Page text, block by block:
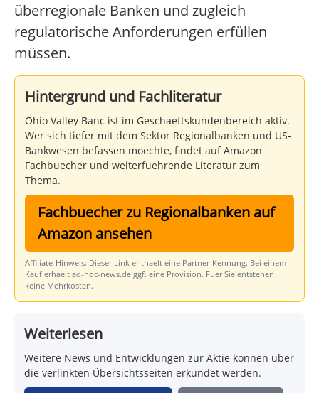
überregionale Banken und zugleich
regulatorische Anforderungen erfüllen
müssen.
Hintergrund und Fachliteratur
Ohio Valley Banc ist im Geschaeftskundenbereich aktiv.
Wer sich tiefer mit dem Sektor Regionalbanken und US-
Bankwesen befassen moechte, findet auf Amazon
Fachbuecher und weiterfuehrende Literatur zum
Thema.
Fachbuecher zu Regionalbanken auf
Amazon ansehen
Affiliate-Hinweis: Dieser Link enthaelt eine Partner-Kennung. Bei einem
Kauf erhaelt ad-hoc-news.de ggf. eine Provision. Fuer Sie entstehen
keine Mehrkosten.
Weiterlesen
Weitere News und Entwicklungen zur Aktie können über
die verlinkten Übersichtsseiten erkundet werden.